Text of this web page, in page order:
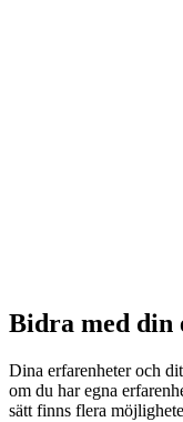
Bidra med din
Dina erfarenheter och
om du har egna
sätt finns flera